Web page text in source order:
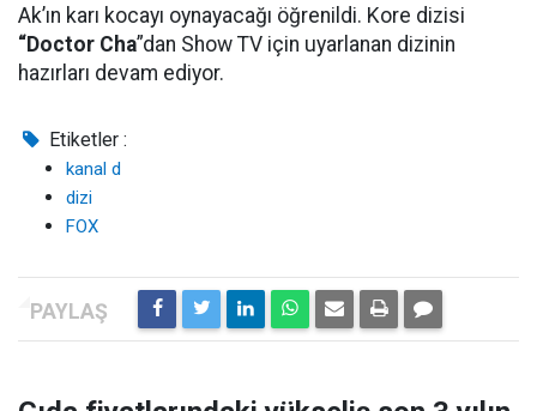
Ak’ın karı kocayı oynayacağı öğrenildi. Kore dizisi
“Doctor Cha”dan Show TV için uyarlanan dizinin
hazırları devam ediyor.
Etiketler :
kanal d
dizi
FOX